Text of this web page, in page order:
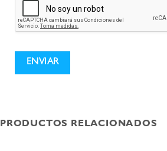
PRODUCTOS RELACIONADOS